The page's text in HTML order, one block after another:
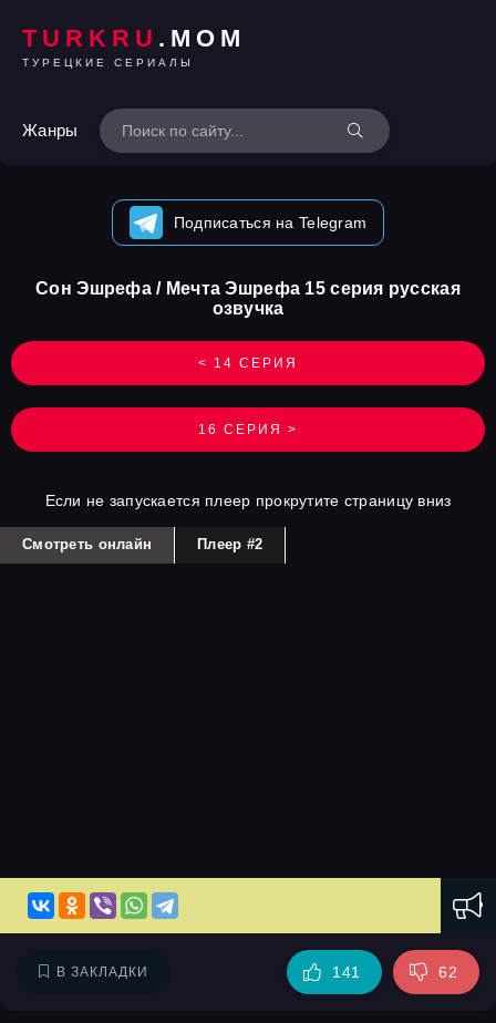
TURKRU .MOM
ТУРЕЦКИЕ СЕРИАЛЫ
Жанры
Подписаться на Telegram
< 14 СЕРИЯ
Сон Эшрефа / Мечта Эшрефа 15 серия русская
озвучка
16 СЕРИЯ >
Если не запускается плеер прокрутите страницу вниз
Смотреть онлайн Плеер #2
В ЗАКЛАДКИ 141 62